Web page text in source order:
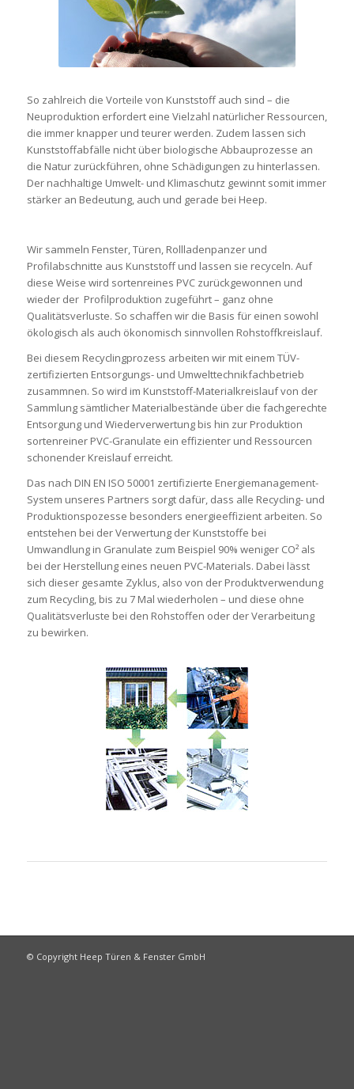
So zahlreich die Vorteile von Kunststoff auch sind – die
Neuproduktion erfordert eine Vielzahl natürlicher Ressourcen,
die immer knapper und teurer werden. Zudem lassen sich
Kunststoffabfälle nicht über biologische Abbauprozesse an
die Natur zurückführen, ohne Schädigungen zu hinterlassen.
Der nachhaltige Umwelt- und Klimaschutz gewinnt somit immer
stärker an Bedeutung, auch und gerade bei Heep.
Wir sammeln Fenster, Türen, Rollladenpanzer und
Profilabschnitte aus Kunststoff und lassen sie recyceln. Auf
diese Weise wird sortenreines PVC zurückgewonnen und
wieder der Profilproduktion zugeführt – ganz ohne
Qualitätsverluste. So schaffen wir die Basis für einen sowohl
ökologisch als auch ökonomisch sinnvollen Rohstoffkreislauf.
Bei diesem Recyclingprozess arbeiten wir mit einem TÜV-
zertifizierten Entsorgungs- und Umwelttechnikfachbetrieb
zusammnen. So wird im Kunststoff-Materialkreislauf von der
Sammlung sämtlicher Materialbestände über die fachgerechte
Entsorgung und Wiederverwertung bis hin zur Produktion
sortenreiner PVC-Granulate ein effizienter und Ressourcen
schonender Kreislauf erreicht.
Das nach DIN EN ISO 50001 zertifizierte Energiemanagement-
System unseres Partners sorgt dafür, dass alle Recycling- und
Produktionspozesse besonders energieeffizient arbeiten. So
entstehen bei der Verwertung der Kunststoffe bei
Umwandlung in Granulate zum Beispiel 90% weniger CO² als
bei der Herstellung eines neuen PVC-Materials. Dabei lässt
sich dieser gesamte Zyklus, also von der Produktverwendung
zum Recycling, bis zu 7 Mal wiederholen – und diese ohne
Qualitätsverluste bei den Rohstoffen oder der Verarbeitung
zu bewirken.
© Copyright Heep Türen & Fenster GmbH